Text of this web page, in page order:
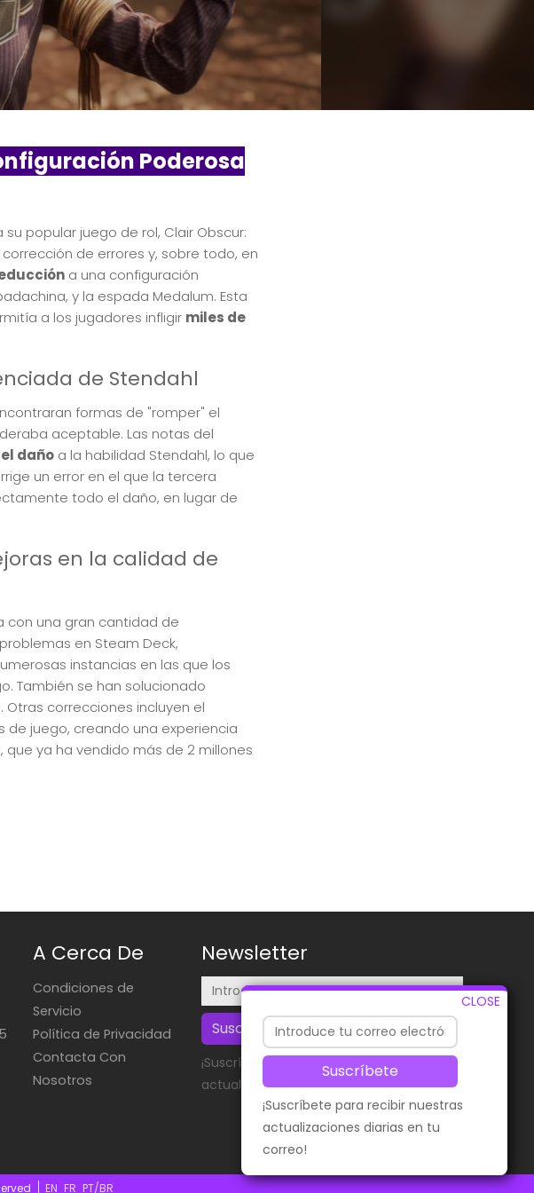
Poderosa
popular juego de rol, Clair Obscur:
corrección de errores y, sobre todo, en
a una configuración
y la espada Medalum. Esta
a los jugadores infligir miles de
de Stendahl
formas de "romper" el
aceptable. Las notas del
daño a la habilidad Stendahl, lo que
un error en el que la tercera
todo el daño, en lugar de
en la calidad de
con una gran cantidad de
en Steam Deck,
instancias en las que los
También se han solucionado
correcciones incluyen el
juego, creando una experiencia
ya ha vendido más de 2 millones
CLOSE
Suscríbete
¡Suscríbete para recibir nuestras
actualizaciones diarias en tu
correo!
A Cerca De
Condiciones de
Servicio
Política de Privacidad
Contacta Con
Nosotros
Newsletter
Suscríbete
¡Suscríbete para recibir nuestras
actualizaciones diarias en tu correo!
EN FR PT/BR